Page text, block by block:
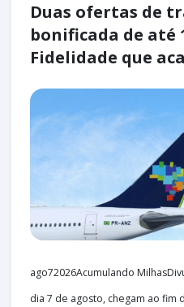
Duas ofertas de
bonificada de até
Fidelidade que
ago72026Acumulando
dia 7 de agosto, chegam ao fim